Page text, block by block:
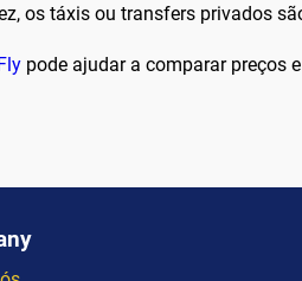
os táxis ou transfers privados
pode ajudar a comparar preços